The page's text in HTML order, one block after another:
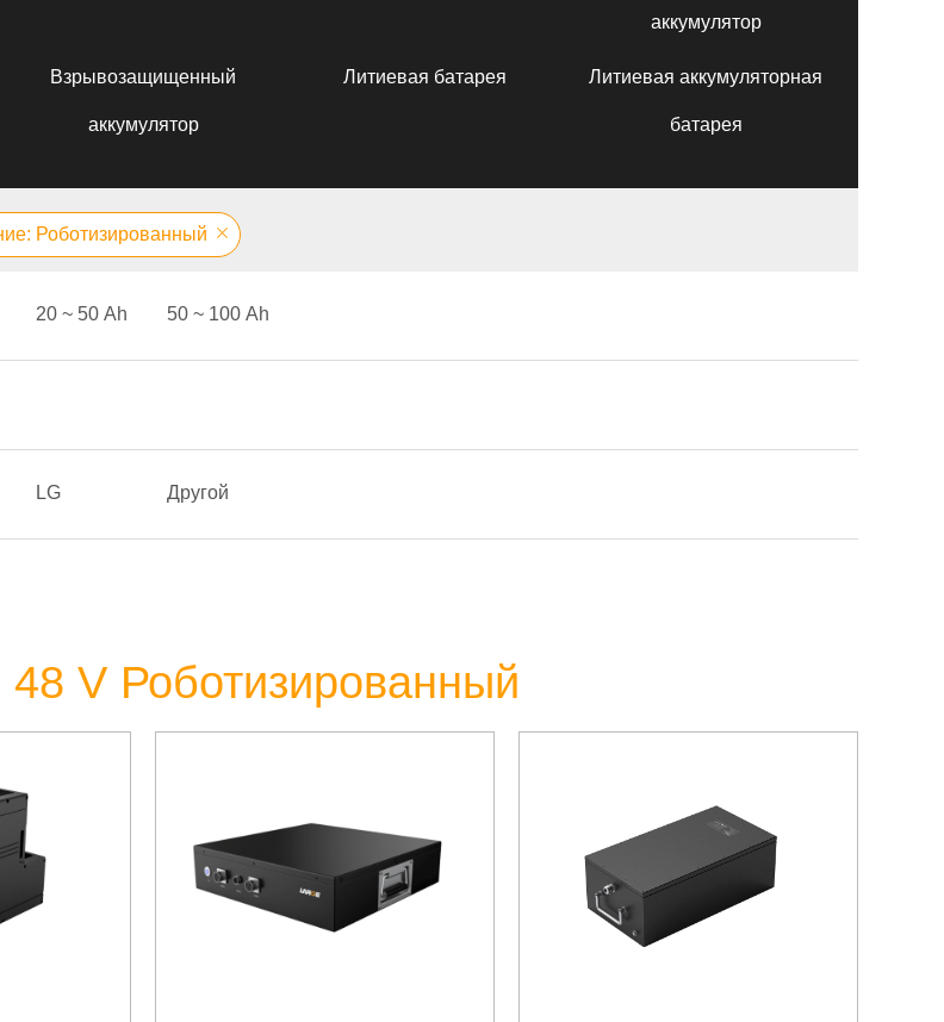
аккумулятор
Взрывозащищенный
аккумулятор
Литиевая батарея Литиевая аккумуляторная
батарея
Роботизированный
20 ~ 50 Аh 50 ~ 100 Аh
LG Другой
V Роботизированный